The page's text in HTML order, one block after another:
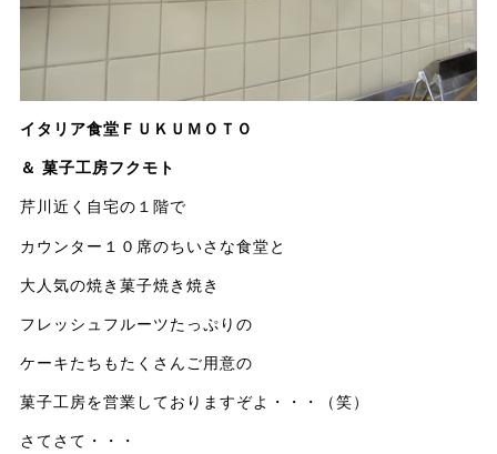
イタリア食堂ＦＵＫＵＭＯＴＯ
＆ 菓子工房フクモト
芹川近く自宅の１階で
カウンター１０席のちいさな食堂と
大人気の焼き菓子焼き焼き
フレッシュフルーツたっぷりの
ケーキたちもたくさんご用意の
菓子工房を営業しておりますぞよ・・・（笑）
さてさて・・・